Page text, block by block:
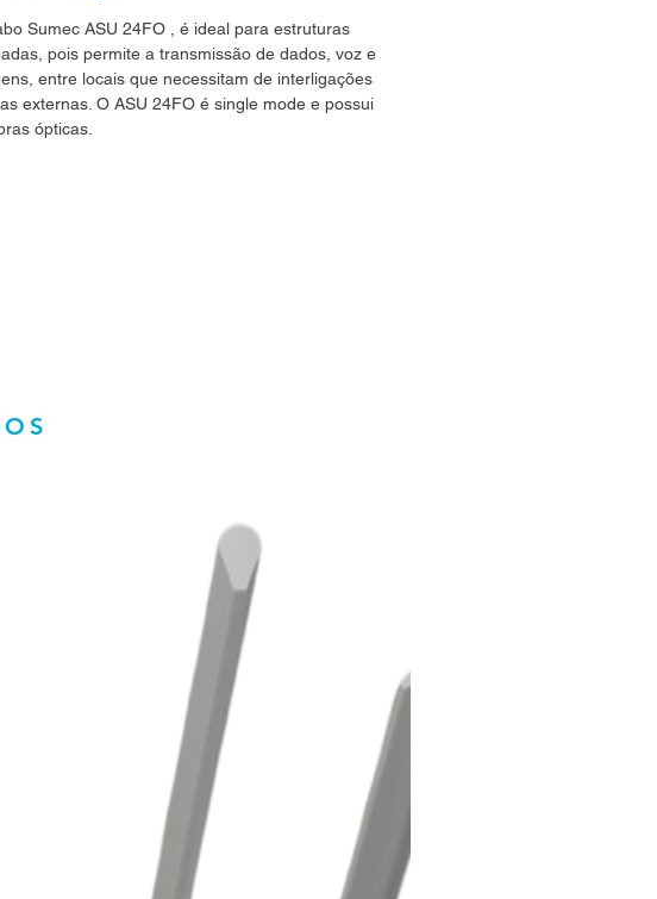
Sumec ASU 24FO , é ideal para estruturas
pois permite a transmissão de dados, voz e
entre locais que necessitam de interligações
externas. O ASU 24FO é single mode e possui
ópticas.